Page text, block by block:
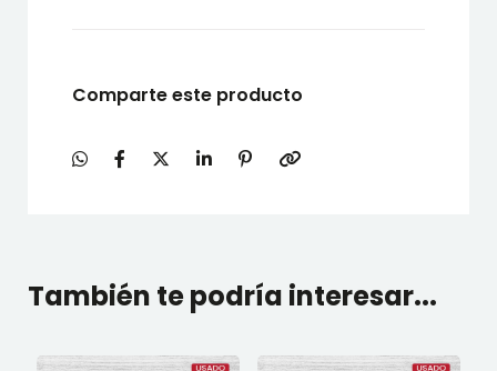
Comparte este producto
También te podría interesar...